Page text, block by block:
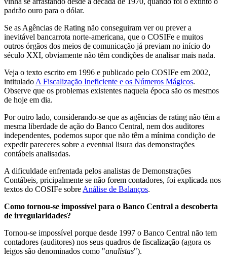
padrão ouro para o dólar.
Se as Agências de Rating não conseguiram ver ou prever a
inevitável bancarrota norte-americana, que o COSIFe e muitos
outros órgãos dos meios de comunicação já previam no início do
século XXI, obviamente não têm condições de analisar mais nada.
Veja o texto escrito em 1996 e publicado pelo COSIFe em 2002,
intitulado A Fiscalização Ineficiente e os Números Mágicos.
Observe que os problemas existentes naquela época são os mesmos
de hoje em dia.
Por outro lado, considerando-se que as agências de rating não têm a
mesma liberdade de ação do Banco Central, nem dos auditores
independentes, podemos supor que não têm a mínima condição de
expedir pareceres sobre a eventual lisura das demonstrações
contábeis analisadas.
A dificuldade enfrentada pelos analistas de Demonstrações
Contábeis, pricipalmente se não forem contadores, foi explicada nos
textos do COSIFe sobre Análise de Balanços.
Como tornou-se impossível para o Banco Central a descoberta
de irregularidades?
Tornou-se impossível porque desde 1997 o Banco Central não tem
contadores (auditores) nos seus quadros de fiscalização (agora os
leigos são denominados como "analistas").